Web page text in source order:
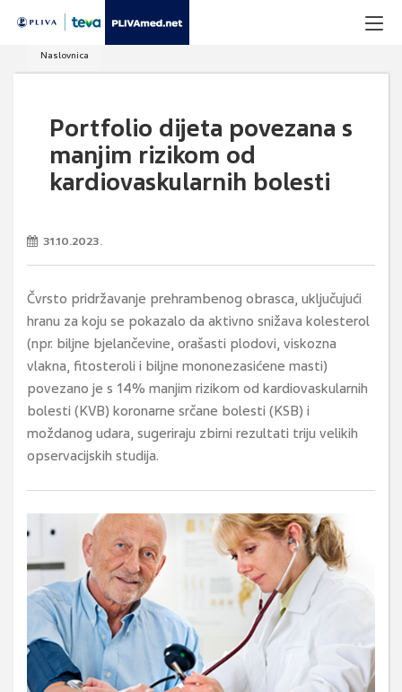
Naslovnica
Portfolio dijeta povezana s
manjim rizikom od
kardiovaskularnih bolesti
31.10.2023.
Čvrsto pridržavanje prehrambenog obrasca, uključujući
hranu za koju se pokazalo da aktivno snižava kolesterol
(npr. biljne bjelančevine, orašasti plodovi, viskozna
vlakna, fitosteroli i biljne mononezasićene masti)
povezano je s 14% manjim rizikom od kardiovaskularnih
bolesti (KVB) koronarne srčane bolesti (KSB) i
moždanog udara, sugeriraju zbirni rezultati triju velikih
opservacijskih studija.